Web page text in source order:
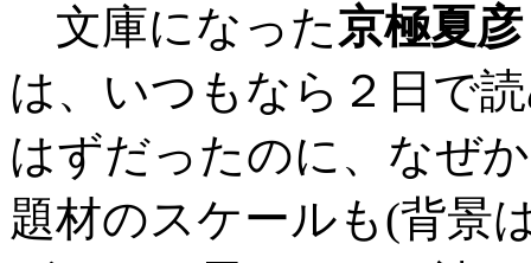
文庫になった京極夏
は、いつもなら２日で
はずだったのに、なぜ
題材のスケールも(背景